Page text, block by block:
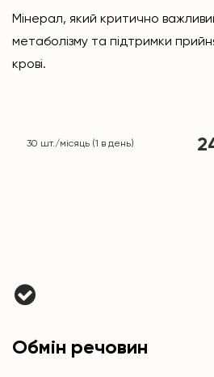
Мінерал, який критично
метаболізму та підтримки
крові.
30 шт./місяць (1 в день)
Обмін речовин